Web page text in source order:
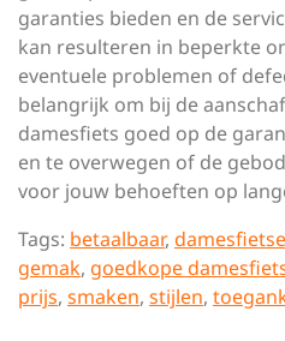
garanties bieden en de
kan resulteren in beperkte
eventuele problemen of
belangrijk om bij de
damesfiets goed op de
en te overwegen of de
voor jouw behoeften op
Tags: betaalbaar,
gemak, goedkope
prijs, smaken, stijlen,